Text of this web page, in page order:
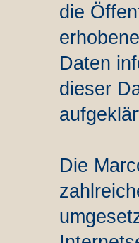
die
Daten
dieser
Die